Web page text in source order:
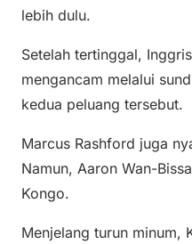
lebih dulu.
Setelah tertinggal,
mengancam melalui
kedua peluang tersebut.
Marcus Rashford juga
Namun, Aaron Wan-
Kongo.
Menjelang turun minum,